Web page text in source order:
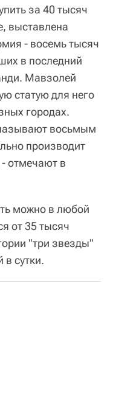
за 40 тысяч
выставлена
- восемь тысяч
в последний
Мавзолей
статую для него
городах.
восьмым
производит
отмечают в
можно в любой
от 35 тысяч
"три звезды"
в сутки.